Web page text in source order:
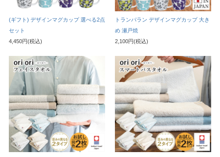
(ギフト) デザインマグカップ 選べる2点
セット
4,450円(税込)
トランパラン デザインマグカップ 大き
め 瀬戸焼
2,100円(税込)